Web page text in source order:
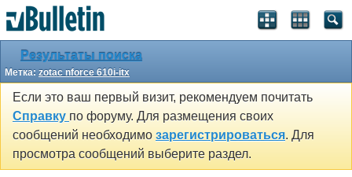
Результаты поиска
Метка: zotac nforce 610i-itx
Если это ваш первый визит, рекомендуем почитать
Справку по форуму. Для размещения своих
сообщений необходимо зарегистрироваться. Для
просмотра сообщений выберите раздел.